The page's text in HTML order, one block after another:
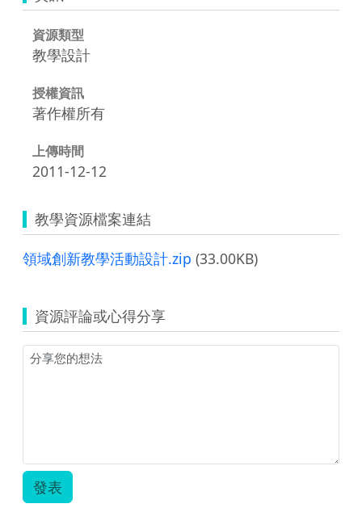
資源類型
教學設計
授權資訊
著作權所有
上傳時間
2011-12-12
教學資源檔案連結
領域創新教學活動設計.zip (33.00KB)
資源評論或心得分享
發表